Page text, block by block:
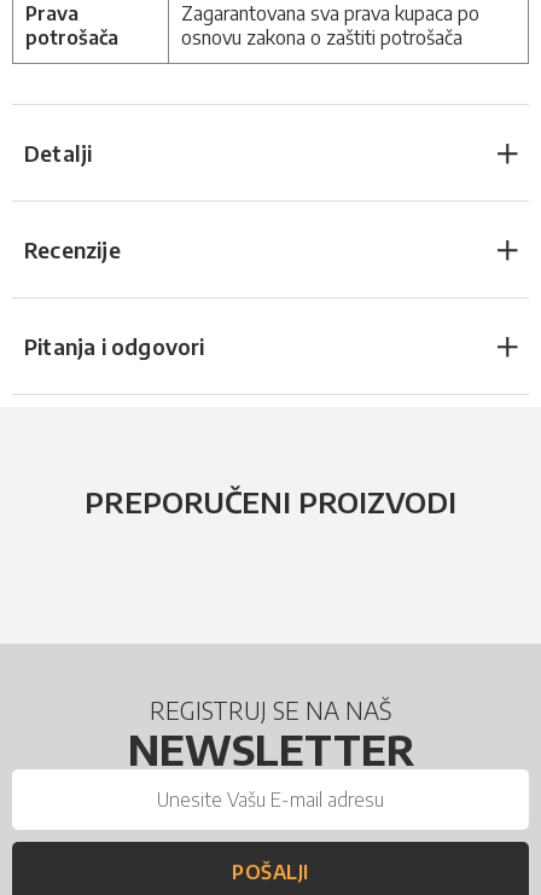
Prava
potrošača
Zagarantovana sva prava kupaca po
osnovu zakona o zaštiti potrošača
Detalji
Recenzije
Pitanja i odgovori
PREPORUČENI PROIZVODI
REGISTRUJ SE NA NAŠ
NEWSLETTER
POŠALJI